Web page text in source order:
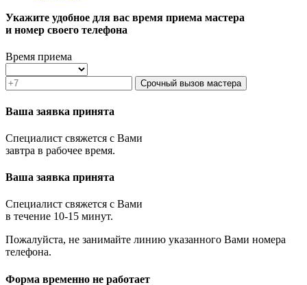
Жуковский
Зарайск
Зеленоград
Ивантеевка
Истра
Кашира
Клин
Королёв
Котельники
Красногорск
Краснознаменск
Кубинка
Ликино-Дулёво
Лобня
Луховицы
Укажите удобное для вас время приема мастера
и номер своего телефона
Время приема
Срочный вызов мастера
Ваша заявка принята
Специалист свяжется с Вами
завтра в рабочее время.
Ваша заявка принята
Специалист свяжется с Вами
в течение 10-15 минут.
Пожалуйста, не занимайте линию указанного Вами номера
телефона.
Форма временно не работает